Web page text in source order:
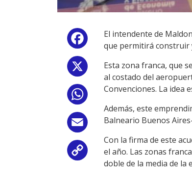
Facebook
Email
Copy
El intendente de
que permitirá construir
Esta zona franca, que
al costado del
Convenciones. La idea
Además, este
Balneario Buenos
Con la firma de este
el año. Las zonas
doble de la media de la